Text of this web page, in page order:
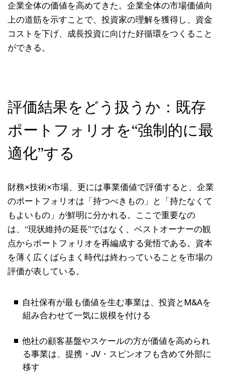
企業全体の価値を高めてきた。企業全体の市場価値向
上の道筋を示すことで、投資家の理解を獲得し、資金
コストを下げ、成長投資に向けた好循環をつくること
ができる。
評価結果をどう扱うか：既存
ポートフォリオを“強制的に最
適化”する
財務×技術×市場、更には事業価値で評価すると、企業
のポートフォリオは「持つべきもの」と「持たなくて
もよいもの」が鮮明に分かれる。ここで重要なの
は、“現状維持の延長”ではなく、ベストオーナーの観
点からポートフォリオを再編成する覚悟である。資本
を薄く広くばらまく時代は終わっていることを市場の
評価が表している。
自社保有が最も価値を生む事業は、投資とM&Aを
組み合わせて一気に規模を付ける
他社の顧客基盤やスケールの方が価値を高められ
る事業は、提携・JV・スピンオフも含めて外部に
移す